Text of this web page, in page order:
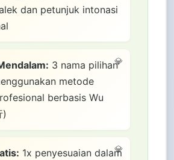
dan petunjuk intonasi
3 nama pilihan
metode
berbasis Wu
)
1x penyesuaian dalam